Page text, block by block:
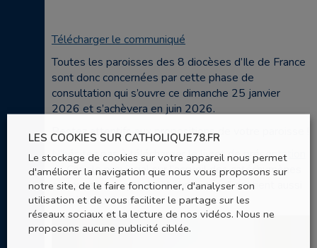
Télécharger le communiqué
Toutes les paroisses des 8 diocèses d’Ile de France
sont donc concernées par cette phase de
consultation qui s’ouvre ce dimanche 25 janvier
2026 et s’achèvera en juin 2026.
Restez attentifs aux propositions de votre paroisse !
N’hésitez pas à télécharger le livret de présentation
du Concile provincialsur l’accueil des catéchumènes
et nouveaux baptisés et confirmés. Il contient aussi
la prière du Concile !
LES COOKIES SUR CATHOLIQUE78.FR
Le stockage de cookies sur votre appareil nous permet
d'améliorer la navigation que nous vous proposons sur
notre site, de le faire fonctionner, d'analyser son
utilisation et de vous faciliter le partage sur les
réseaux sociaux et la lecture de nos vidéos. Nous ne
proposons aucune publicité ciblée.